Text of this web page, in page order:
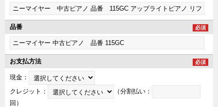
品番 必須
お支払方法 必須
現金：
クレジット：
（分割払い：
回）